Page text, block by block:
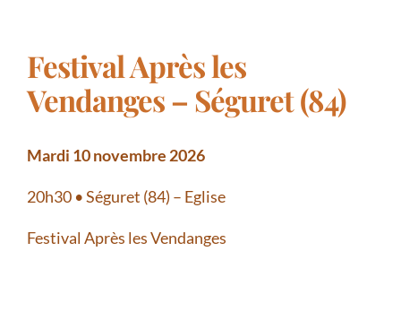
Festival Après les
Vendanges – Séguret (84)
Mardi 10 novembre 2026
20h30 • Séguret (84) – Eglise
Festival Après les Vendanges